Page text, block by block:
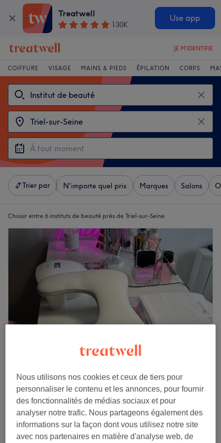
Treatwell
130K
Use app
JE M'IDENTIFIE
COIFFURE VISAGE MAINS & PIEDS ÉPILATION CORPS
Trier par N'importe quel prix Marques Salons
Choisir entre 6 instituts de beauté près de Triel-sur-Seine
5,0
93 avis
Vernouillet, Yvelines
Montrer sur la carte
Chez votre expert
Nail Art niveau 1 ( strass,
paillettes, chrome)
à partir de 0,50 €
Nous utilisons nos cookies et ceux de tiers pour
personnaliser le contenu et les annonces, pour fournir
des fonctionnalités de médias sociaux et pour
analyser notre trafic. Nous partageons également des
informations sur la façon dont vous utilisez notre site
avec nos partenaires en matière d'analyse web, de